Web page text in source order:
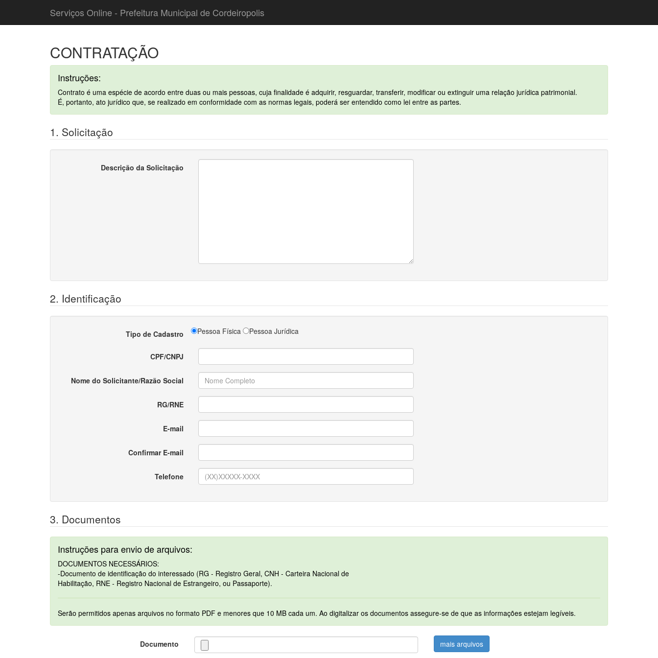
Serviços Online - Prefeitura Municipal de Cordeiropolis
CONTRATAÇÃO
Instruções:
Contrato é uma espécie de acordo entre duas ou mais pessoas, cuja finalidade é adquirir, resguardar, transferir, modificar ou extinguir uma relação jurídica patrimonial.
É, portanto, ato jurídico que, se realizado em conformidade com as normas legais, poderá ser entendido como lei entre as partes.
1. Solicitação
Descrição da Solicitação
2. Identificação
Tipo de Cadastro Pessoa Física Pessoa Jurídica
CPF/CNPJ
Nome do Solicitante/Razão Social
RG/RNE
E-mail
Confirmar E-mail
Telefone
3. Documentos
Instruções para envio de arquivos:
DOCUMENTOS NECESSÁRIOS:
-Documento de identificação do interessado (RG - Registro Geral, CNH - Carteira Nacional de
Habilitação, RNE - Registro Nacional de Estrangeiro, ou Passaporte).
Serão permitidos apenas arquivos no formato PDF e menores que 10 MB cada um. Ao digitalizar os documentos assegure-se de que as informações estejam legíveis.
Documento mais arquivos